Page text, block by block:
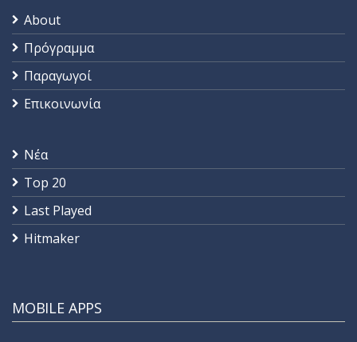
About
Πρόγραμμα
Παραγωγοί
Επικοινωνία
Νέα
Top 20
Last Played
Hitmaker
MOBILE APPS